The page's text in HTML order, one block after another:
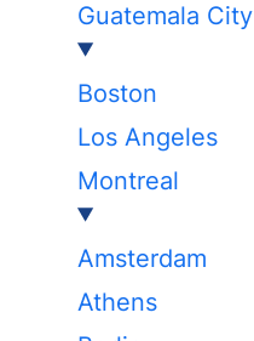
Guatemala City
Boston
Los Angeles
Montreal
Amsterdam
Athens